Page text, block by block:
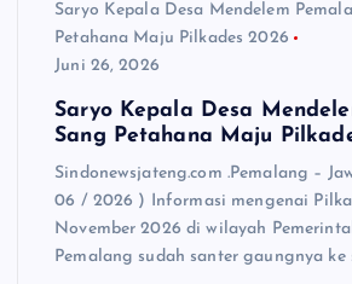
Saryo Kepala Desa Mendelem
Petahana Maju Pilkades 2026
Juni 26, 2026
Saryo Kepala Desa
Sang Petahana Maju
Sindonewsjateng.com .Pemalang –
06 / 2026 ) Informasi mengenai
November 2026 di wilayah
Pemalang sudah santer gaungnya ke